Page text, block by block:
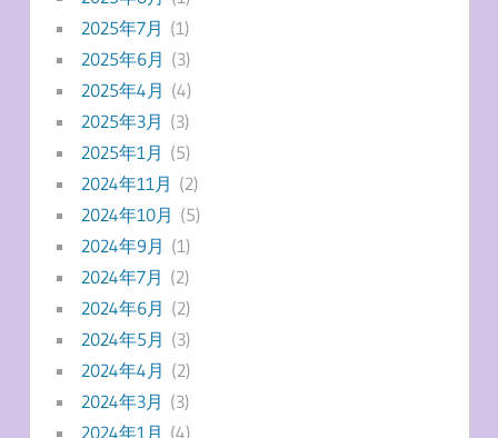
2025年7月 (1)
2025年6月 (3)
2025年4月 (4)
2025年3月 (3)
2025年1月 (5)
2024年11月 (2)
2024年10月 (5)
2024年9月 (1)
2024年7月 (2)
2024年6月 (2)
2024年5月 (3)
2024年4月 (2)
2024年3月 (3)
2024年1月 (4)